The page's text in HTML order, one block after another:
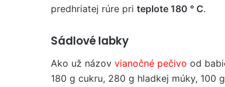
predhriatej rúre pri teplote 180 ° C.
Sádlové labky
Ako už názov vianočné pečivo od
180 g cukru, 280 g hladkej múky, 100